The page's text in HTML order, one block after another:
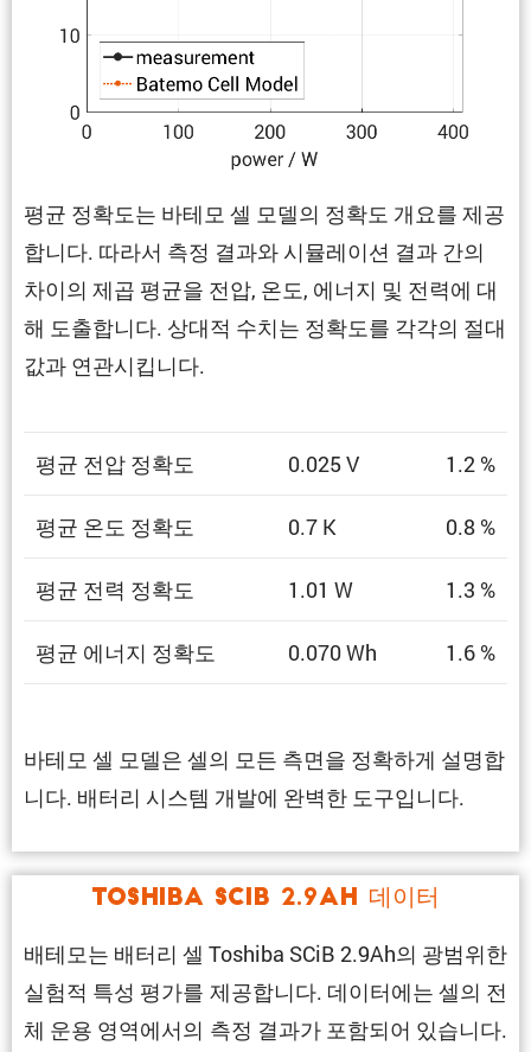
평균 정확도는 바테모 셀 모델의 정확도 개요를 제공
합니다. 따라서 측정 결과와 시뮬레이션 결과 간의
차이의 제곱 평균을 전압, 온도, 에너지 및 전력에 대
해 도출합니다. 상대적 수치는 정확도를 각각의 절대
값과 연관시킵니다.
평균 전압 정확도 0.025 V 1.2 %
평균 온도 정확도 0.7 K 0.8 %
평균 전력 정확도 1.01 W 1.3 %
평균 에너지 정확도 0.070 Wh 1.6 %
바테모 셀 모델은 셀의 모든 측면을 정확하게 설명합
니다. 배터리 시스템 개발에 완벽한 도구입니다.
Toshiba SCiB 2.9Ah 데이터
배테모는 배터리 셀 Toshiba SCiB 2.9Ah의 광범위한
실험적 특성 평가를 제공합니다. 데이터에는 셀의 전
체 운용 영역에서의 측정 결과가 포함되어 있습니다.